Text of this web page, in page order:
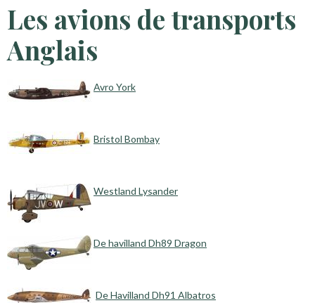
Les avions de transports
Anglais
Avro York
Bristol Bombay
Westland Lysander
De havilland Dh89 Dragon
De Havilland Dh91 Albatros